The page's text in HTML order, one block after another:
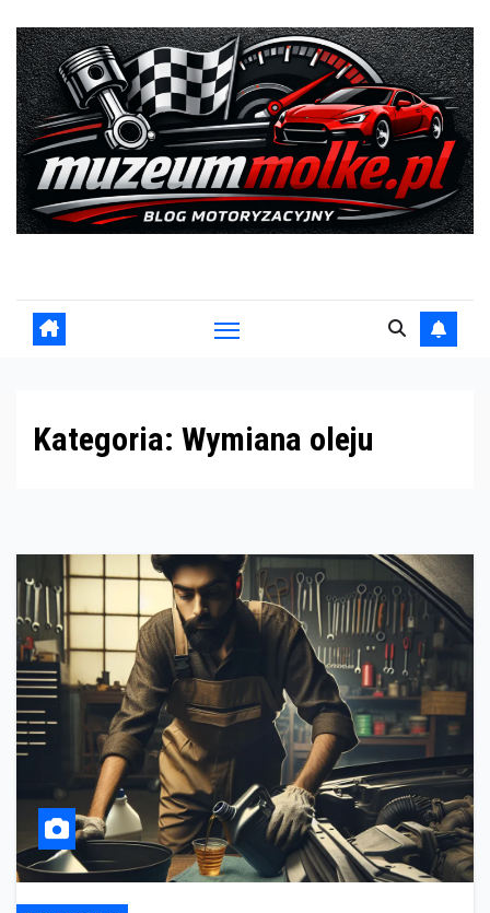
content
Kategoria: Wymiana oleju